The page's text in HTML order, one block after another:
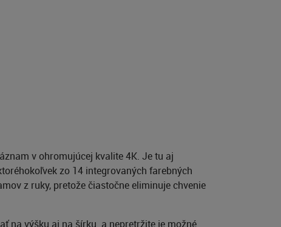
v ohromujúcej kvalite 4K. Je tu aj
zo 14 integrovaných farebných
z ruky, pretože čiastočne eliminuje chvenie
na výšku aj na šírku a nepretržite je možné